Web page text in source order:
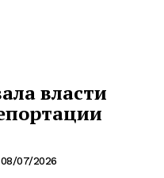
власти
08/07/2026